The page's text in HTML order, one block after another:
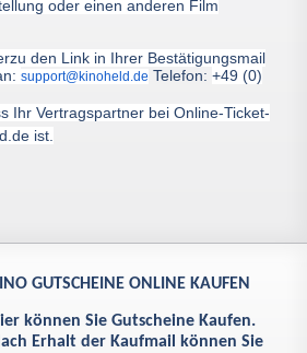
oder einen anderen Film
den Link in Ihrer Bestätigungsmail
support@kinoheld.de Telefon:+49 (0)
Ihr Vertragspartner bei Online-Ticket-
ist.
GUTSCHEINE ONLINE KAUFEN
können Sie Gutscheine Kaufen.
Erhalt der Kaufmail können Sie